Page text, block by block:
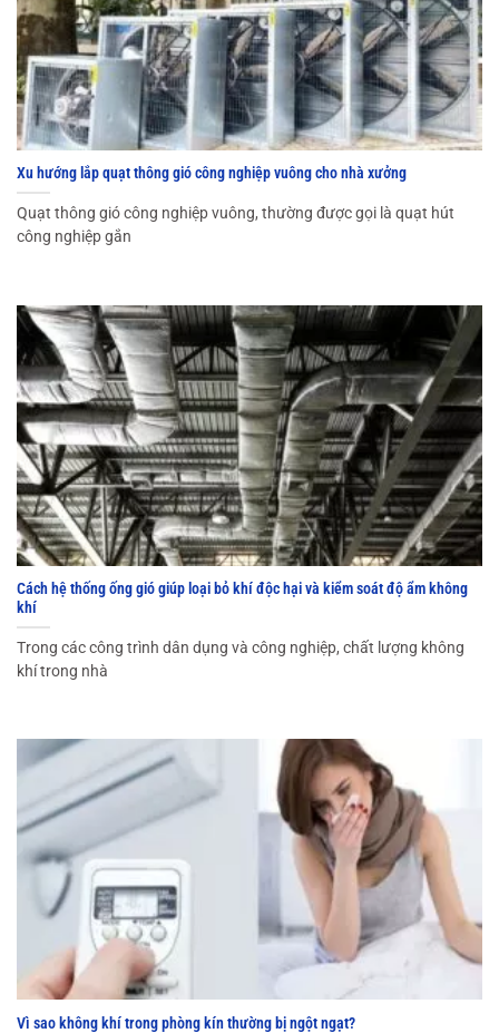
Xu hướng lắp quạt thông gió công nghiệp vuông cho nhà xưởng
Quạt thông gió công nghiệp vuông, thường được gọi là quạt hút
công nghiệp gắn
Cách hệ thống ống gió giúp loại bỏ khí độc hại và kiểm soát độ ẩm không
khí
Trong các công trình dân dụng và công nghiệp, chất lượng không
khí trong nhà
Vì sao không khí trong phòng kín thường bị ngột ngạt?